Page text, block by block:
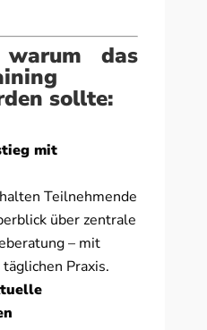
das
sollte:
mit
Teilnehmende
über zentrale
– mit
Praxis.